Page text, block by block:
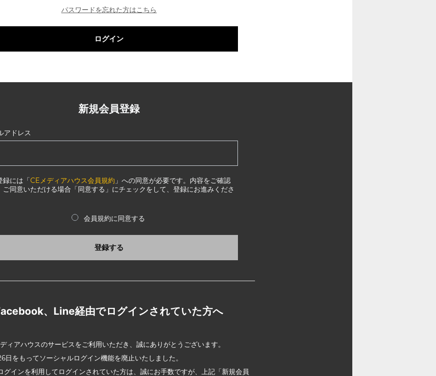
パスワードを忘れた方はこちら
ログイン
新規会員登録
アドレス
録には「CEメディアハウス会員規約 」への同意が必要です。内容をご確認
ご同意いただける場合「同意する」にチェックをして、登録にお進みくださ
会員規約に同意する
登録する
、Line経由でログインされていた方へ
ィアハウスのサービスをご利用いただき、誠にありがとうございます。
日をもってソーシャルログイン機能を廃止いたしました。
グインを利用してログインされていた方は、誠にお手数ですが、上記「新規会員